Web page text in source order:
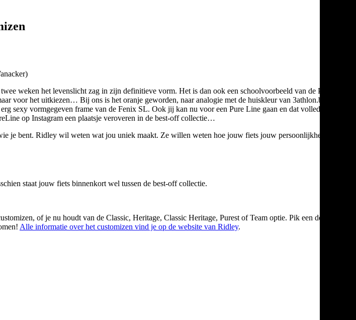
weken het levenslicht zag in zijn definitieve vorm. Het is dan ook een schoolvoorbeeld van de Pure
voor het uitkiezen… Bij ons is het oranje geworden, naar analogie met de huiskleur van 3athlon.be met
sexy vormgegeven frame van de Fenix SL. Ook jij kan nu voor een Pure Line gaan en dat volledig
op Instagram een plaatsje veroveren in de best-off collectie…
je bent. Ridley wil weten wat jou uniek maakt. Ze willen weten hoe jouw fiets jouw persoonlijkheid
staat jouw fiets binnenkort wel tussen de best-off collectie.
of je nu houdt van de Classic, Heritage, Classic Heritage, Purest of Team optie. Pik een design,
Alle informatie over het customizen vind je op de website van Ridley.